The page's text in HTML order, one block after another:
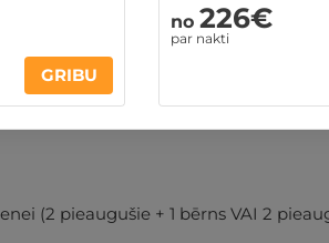
GRIBU
no226€
par nakti
Kontakti
(2 pieaugušie + 1 bērns VAI 2